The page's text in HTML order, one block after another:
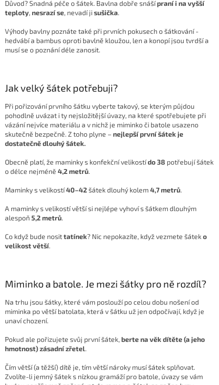
Důvod? Snadná péče o šátek. Bavlna dobře snášípraní i na vyšší
teploty, nesrazí se, nevadí jisušička.
Výhody bavlny poznáte také při prvních pokusech o šátkování -
hedvábí a bambus oproti bavlně kloužou, len a konopí jsou tvrdší a
musí se o poznání déle zanosit.
Jak velký šátek potřebuji?
Při pořizování prvního šátku vyberte takový, se kterým půjdou
pohodlně uvázat i ty nejsložitější úvazy, na které spotřebujete při
vázání nejvíce materiálu a v nichž je miminko či batole usazeno
skutečně bezpečně. Z toho plyne –nejlepší první šátek je
dostatečně dlouhý šátek.
Obecně platí, že maminky s konfekční velikostído 38 potřebují šátek
o délce nejméně 4,2 metrů.
Maminky s velikostí40–42šátek dlouhý kolem4,7 metrů.
A maminky s velikostí větší si nejlépe vyhoví s šátkem dlouhým
alespoň 5,2 metrů.
Co když bude nosittatínek? Nic nepokazíte, když vezmete šáteko
velikost větší.
Miminko a batole. Je mezi šátky pro ně rozdíl?
Na trhu jsou šátky, které vám poslouží po celou dobu nošení od
miminka po větší batolata, která v šátku už jen odpočívají, když je
unaví chození.
Pokud ale pořizujete svůj první šátek, berte na věkdítěte (a jeho
hmotnost) zásadní zřetel.
Čím větší (a těžší) dítě je, tím větší nároky musí šátek splňovat.
Zvolíte-li jemný šátek s nízkou gramáží pro batole, úvazy se vám